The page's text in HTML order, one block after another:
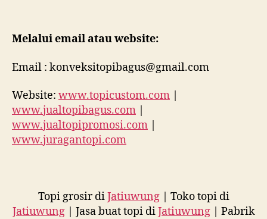
Melalui email atau website:
Email : konveksitopibagus@gmail.com
Website: www.topicustom.com
www.jualtopibagus.com
www.jualtopipromosi.com
www.juragantopi.com
Topi grosir diJatiuwung| Toko topi di
Jatiuwung| Jasa buat topi diJatiuwung| Pabrik